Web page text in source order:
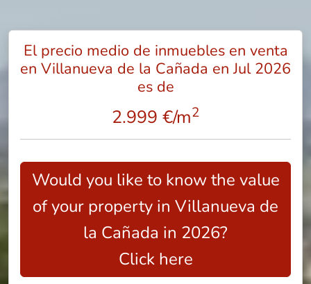
El precio medio de inmuebles en venta
en Villanueva de la Cañada en Jul 2026
es de
2.999 €/m2
Would you like to know the value
of your property in Villanueva de
la Cañada in 2026?
Click here